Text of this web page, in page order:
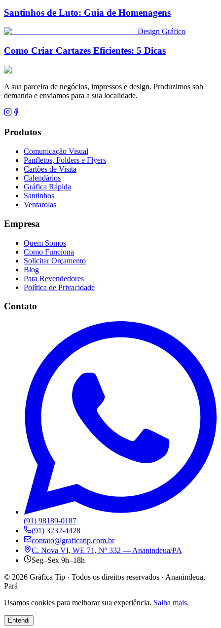
Santinhos de Luto: Guia de Homenagens
Design Gráfico
Como Criar Cartazes Eficientes: 5 Dicas
A sua parceira de negócios, impressos e design. Produzimos sob
demanda e enviamos para a sua localidade.
Produtos
Comunicação Visual
Panfletos, Folders e Flyers
Cartões de Visita
Calendários
Gráfica Rápida
Santinhos
Ventarolas
Empresa
Quem Somos
Como Funciona
Solicitar Orçamento
Blog
Para Revendedores
Política de Privacidade
Contato
(91) 98189-0187
(91) 3232-4428
contato@graficatip.com.br
C. Nova VI, WE 71, Nº 332 — Ananindeua/PA
Seg–Sex 9h–18h
© 2026 Gráfica Tip · Todos os direitos reservados · Ananindeua,
Pará
Usamos cookies para melhorar sua experiência. Saiba mais.
Entendi